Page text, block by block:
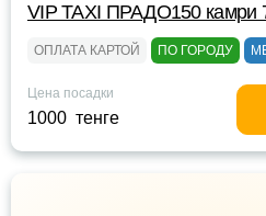
VIP TAXI ПРАДО150 камри
ОПЛАТА КАРТОЙ ПО ГОРОДУ
Цена посадки
1000 тенге